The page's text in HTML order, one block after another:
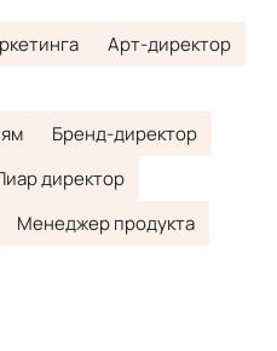
Арт-директор
Бренд-директор
директор
Менеджер продукта